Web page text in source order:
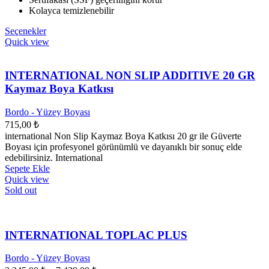
Kolayca temizlenebilir
SeçeneklerBu
ürünün
varyasyonu
var.
Seçenekler
sayfasından
Quick view
INTERNATIONAL NON SLIP ADDITIVE 20 GR
Kaymaz Boya Katkısı
Bordo - Yüzey Boyası
715,00 ₺
international Non Slip Kaymaz Boya Katkısı 20 gr ile Güverte
Boyası için profesyonel görünümlü ve dayanıklı bir sonuç elde
edebilirsiniz. International
Sepete Ekle
Quick view
Sold out
INTERNATIONAL TOPLAC PLUS
Bordo - Yüzey Boyası